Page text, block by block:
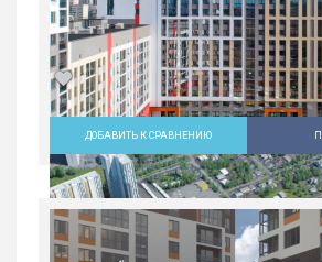
Студия в ЖК «Русь» на
Россия, Свердловская
Екатеринбург
ДОБАВИТЬ К СРАВНЕНИЮ